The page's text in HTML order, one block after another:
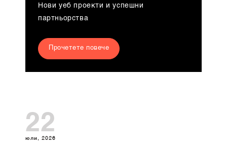
Нови уеб проекти и успешни
партньорства
Прочетете повече
22
юли, 2026